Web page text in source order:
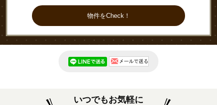
物件をCheck！
いつでもお気軽に